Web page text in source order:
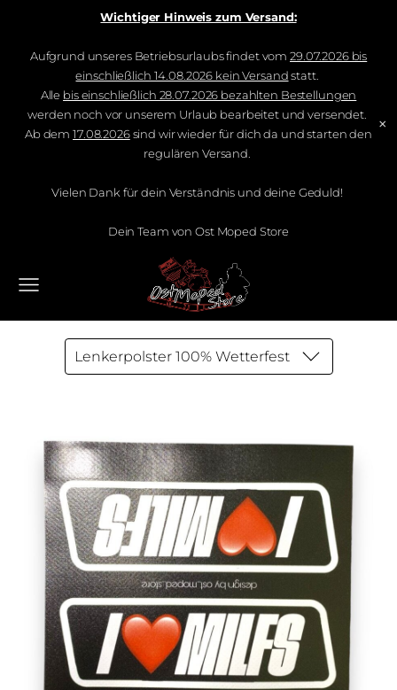
Wichtiger Hinweis zum Versand:
Aufgrund unseres Betriebsurlaubs findet vom29.07.2026 bis
einschließlich 14.08.2026 kein Versandstatt.
Alle bis einschließlich 28.07.2026 bezahlten Bestellungen
werden noch vor unserem Urlaub bearbeitet und versendet.
Ab dem17.08.2026sind wir wieder für dich da und starten den
regulären Versand.
Vielen Dank für dein Verständnis und deine Geduld!
Dein Team von Ost Moped Store
×
Lenkerpolster 100% Wetterfest